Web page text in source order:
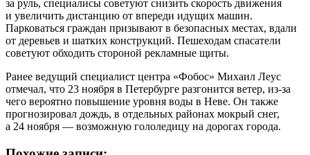
за руль, специалисы советуют снизить скорость движения
и увеличить дистанцию от впереди идущих машин.
Парковаться граждан призывают в безопасных местах, вдали
от деревьев и шатких конструкций. Пешеходам спасатели
советуют обходить стороной рекламные щиты.
Ранее ведущий специалист центра «Фобос» Михаил Леус
отмечал, что 23 ноября в Петербурге разгонится ветер, из-за
чего вероятно повышение уровня воды в Неве. Он также
прогнозировал дождь, в отдельных районах мокрый снег,
а 24 ноября — возможную гололедицу на дорогах города.